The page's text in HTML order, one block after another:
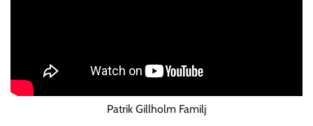
Patrik Gillholm Familj